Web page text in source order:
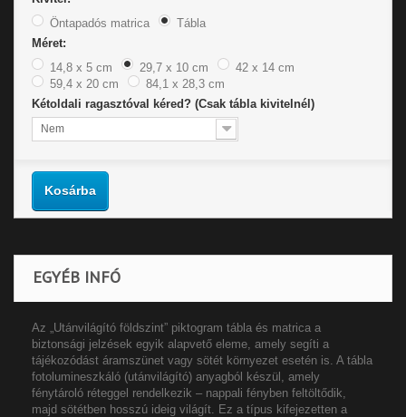
Öntapadós matrica
Tábla
Méret:
14,8 x 5 cm
29,7 x 10 cm
42 x 14 cm
59,4 x 20 cm
84,1 x 28,3 cm
Kétoldali ragasztóval kéred? (Csak tábla kivitelnél)
Nem
Kosárba
EGYÉB INFÓ
Az „Utánvilágító földszint” piktogram tábla és matrica a
biztonsági jelzések egyik alapvető eleme, amely segíti a
tájékozódást áramszünet vagy sötét környezet esetén is. A tábla
fotolumineszkáló (utánvilágító) anyagból készül, amely
fénytároló réteggel rendelkezik – nappali fényben feltöltődik,
majd sötétben hosszú ideig világít. Ez a típus kifejezetten a